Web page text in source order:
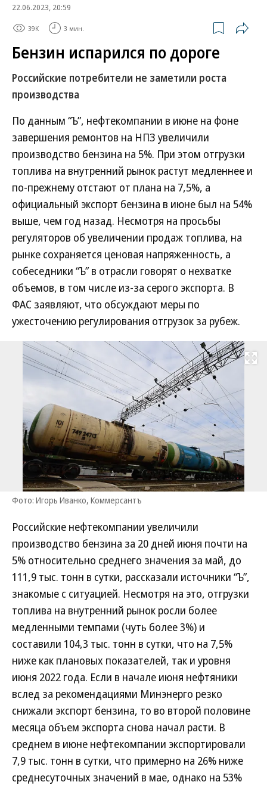
22.06.2023, 20:59
39K 3 мин.
Бензин испарился по дороге
Российские потребители не заметили роста
производства
По данным “Ъ”, нефтекомпании в июне на фоне
завершения ремонтов на НПЗ увеличили
производство бензина на 5%. При этом отгрузки
топлива на внутренний рынок растут медленнее и
по-прежнему отстают от плана на 7,5%, а
официальный экспорт бензина в июне был на 54%
выше, чем год назад. Несмотря на просьбы
регуляторов об увеличении продаж топлива, на
рынке сохраняется ценовая напряженность, а
собеседники “Ъ” в отрасли говорят о нехватке
объемов, в том числе из-за серого экспорта. В
ФАС заявляют, что обсуждают меры по
ужесточению регулирования отгрузок за рубеж.
Развернуть
Фото: Игорь Иванко, Коммерсантъ
Российские нефтекомпании увеличили
производство бензина за 20 дней июня почти на
5% относительно среднего значения за май, до
111,9 тыс. тонн в сутки, рассказали источники “Ъ”,
знакомые с ситуацией. Несмотря на это, отгрузки
топлива на внутренний рынок росли более
медленными темпами (чуть более 3%) и
составили 104,3 тыс. тонн в сутки, что на 7,5%
ниже как плановых показателей, так и уровня
июня 2022 года. Если в начале июня нефтяники
вслед за рекомендациями Минэнерго резко
снижали экспорт бензина, то во второй половине
месяца объем экспорта снова начал расти. В
среднем в июне нефтекомпании экспортировали
7,9 тыс. тонн в сутки, что примерно на 26% ниже
среднесуточных значений в мае, однако на 53%